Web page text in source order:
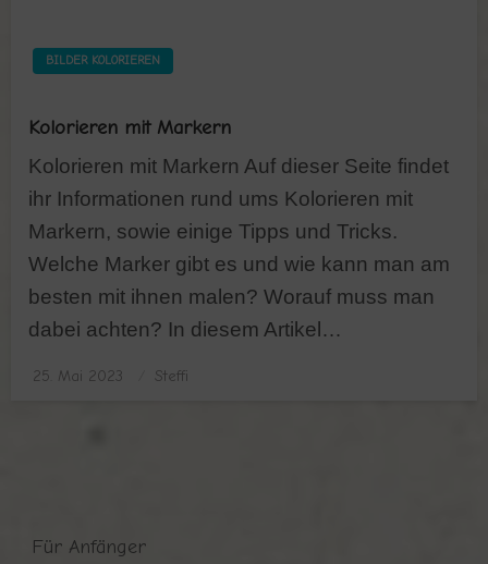
BILDER KOLORIEREN
Kolorieren mit Markern
Kolorieren mit Markern Auf dieser Seite findet
ihr Informationen rund ums Kolorieren mit
Markern, sowie einige Tipps und Tricks.
Welche Marker gibt es und wie kann man am
besten mit ihnen malen? Worauf muss man
dabei achten? In diesem Artikel…
Posted
on
25. Mai 2023 Steffi
Für Anfänger